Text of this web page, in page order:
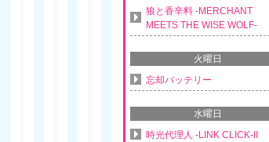
狼と香辛料 -MERCHANT
MEETS THE WISE WOLF-
火曜日
忘却バッテリー
水曜日
時光代理人 -LINK CLICK-II